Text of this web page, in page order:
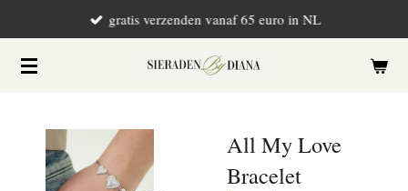
naar
gratis verzenden vanaf 65 euro in NL
All My Love
Bracelet